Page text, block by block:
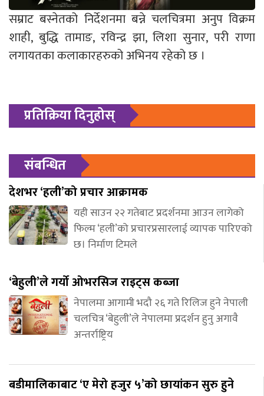
सम्राट बस्नेतको निर्देशनमा बन्ने चलचित्रमा अनुप विक्रम
शाही, बुद्धि तामाङ, रविन्द्र झा, लिशा सुनार, परी राणा
लगायतका कलाकारहरुको अभिनय रहेको छ ।
प्रतिक्रिया दिनुहोस्
संबन्धित
देशभर ‘हली’को प्रचार आक्रामक
यही साउन २२ गतेबाट प्रदर्शनमा आउन लागेको
फिल्म ‘हली’को प्रचारप्रसारलाई व्यापक पारिएको
छ। निर्माण टिमले
‘बेहुली’ले गर्यो ओभरसिज राइट्स कब्जा
नेपालमा आगामी भदौ २६ गते रिलिज हुने नेपाली
चलचित्र ‘बेहुली’ले नेपालमा प्रदर्शन हुनु अगावै
अन्तर्राष्ट्रिय
बडीमालिकाबाट ‘ए मेरो हजुर ५’को छायांकन सुरु हुने